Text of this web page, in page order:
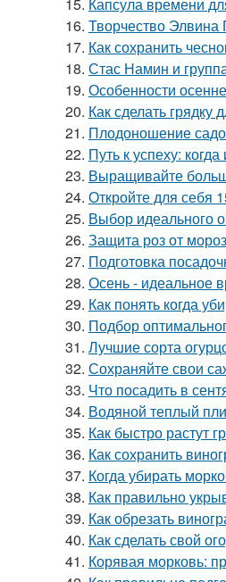
16. Творчество Элвина
17. Как сохранить
18. Стас Намин и
19. Особенности
20. Как сделать грядку
21. Плодоношение
22. Путь к успеху:
23. Выращивайте
24. Откройте для себя
25. Выбор идеального
26. Защита роз от
27. Подготовка
28. Осень - идеальное
29. Как понять когда
30. Подбор
31. Лучшие сорта
32. Сохраняйте свои
33. Что посадить в
34. Водяной теплый
35. Как быстро растут
36. Как сохранить
37. Когда убирать
38. Как правильно
39. Как обрезать
40. Как сделать свой
41. Корявая морковь: